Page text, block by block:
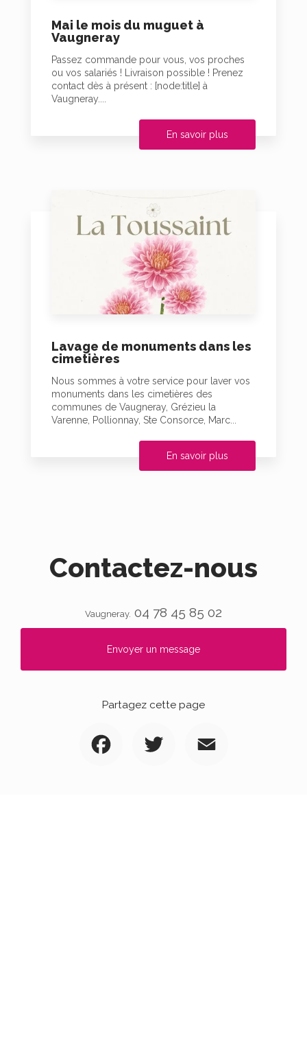
Mai le mois du muguet à
Vaugneray
Passez commande pour vous, vos proches
ou vos salariés ! Livraison possible ! Prenez
contact dès à présent : [node:title] à
Vaugneray....
En savoir plus
Lavage de monuments dans les
cimetières
Nous sommes à votre service pour laver vos
monuments dans les cimetières des
communes de Vaugneray, Grézieu la
Varenne, Pollionnay, Ste Consorce, Marc...
En savoir plus
Contactez-nous
Vaugneray. 04 78 45 85 02
Envoyer un message
Partagez cette page